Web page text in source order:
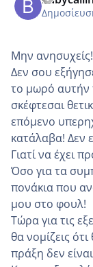
Μην
Δεν σου
το μωρό αυτήν
σκέφτεσαι
επόμενο
κατάλαβα! Δεν
Γιατί να έχει
Όσο για τα
πονάκια που
μου στο φουλ!
Τώρα για τις
θα νομίζεις
πράξη δεν